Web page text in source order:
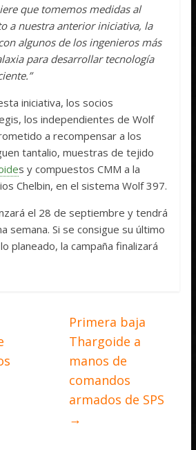
que tomemos medidas al
a nuestra anterior iniciativa, la
algunos de los ingenieros más
para desarrollar tecnología
iniciativa, los socios
los independientes de Wolf
a recompensar a los
tantalio, muestras de tejido
s y compuestos CMM a la
Chelbin, en el sistema Wolf 397.
el 28 de septiembre y tendrá
semana. Si se consigue su último
planeado, la campaña finalizará
Primera baja
Thargoide a
manos de
comandos
armados de SPS
→